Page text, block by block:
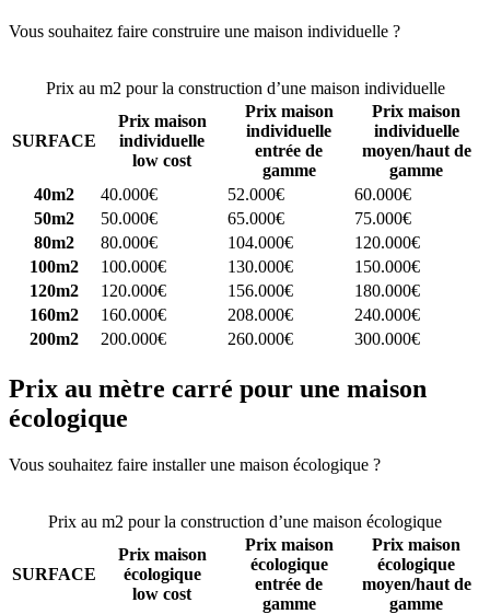
Vous souhaitez faire construire une maison individuelle ?
Prix au m2 pour la construction d’une maison individuelle
SURFACE
Prix maison
individuelle
low cost
Prix maison
individuelle
entrée de
gamme
Prix maison
individuelle
moyen/haut de
gamme
40m2
40.000€ 52.000€
60.000€
50m2
50.000€ 65.000€
75.000€
80m2
80.000€ 104.000€
120.000€
100m2
100.000€ 130.000€
150.000€
120m2
120.000€ 156.000€
180.000€
160m2
160.000€ 208.000€
240.000€
200m2
200.000€ 260.000€ 300.000€
Prix au mètre carré pour une maison
écologique
Vous souhaitez faire installer une maison écologique ?
Prix au m2 pour la construction d’une maison écologique
SURFACE
Prix maison
écologique
low cost
Prix maison
écologique
entrée de
gamme
Prix maison
écologique
moyen/haut de
gamme